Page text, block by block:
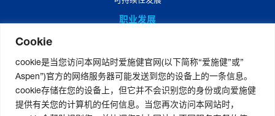
Cookie
cookie是当您访问本网站时爱施健官网(以下简称“爱施健”或”
Aspen”)官方的网络服务器可能发送到您的设备上的一条信息。
cookie存储在您的设备上，但它并不会识别您的身份或向爱施健
提供有关您的计算机的任何信息。当您再次访问本网站时，
职业发展
爱施健中国岗位招聘
媒体中心
爱施健集团资讯